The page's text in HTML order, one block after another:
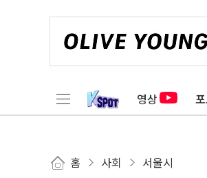
영상
홈 사회 서울시